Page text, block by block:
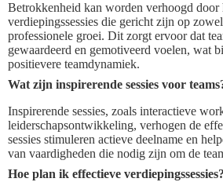
Betrokkenheid kan worden verhoogd door
verdiepingssessies die gericht zijn op
professionele groei. Dit zorgt ervoor dat
gewaardeerd en gemotiveerd voelen, wat
positievere teamdynamiek.
Wat zijn inspirerende sessies voor
Inspirerende sessies, zoals interactieve
leiderschapsontwikkeling, verhogen de
sessies stimuleren actieve deelname en
van vaardigheden die nodig zijn om de
Hoe plan ik effectieve verdiepingssessies?